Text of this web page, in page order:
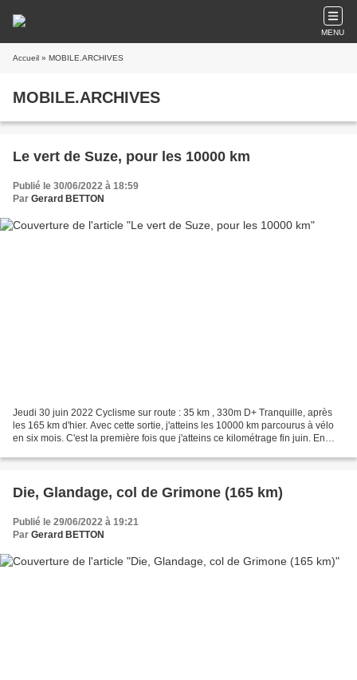
MENU
Accueil » MOBILE.ARCHIVES
MOBILE.ARCHIVES
Le vert de Suze, pour les 10000 km
Publié le 30/06/2022 à 18:59
Par Gerard BETTON
Jeudi 30 juin 2022 Cyclisme sur route : 35 km , 330m D+ Tranquille, après
les 165 km d'hier. Avec cette sortie, j'atteins les 10000 km parcourus à vélo
en six mois. C'est la première fois que j'atteins ce kilométrage fin juin. En
Die, Glandage, col de Grimone (165 km)
Publié le 29/06/2022 à 19:21
Par Gerard BETTON